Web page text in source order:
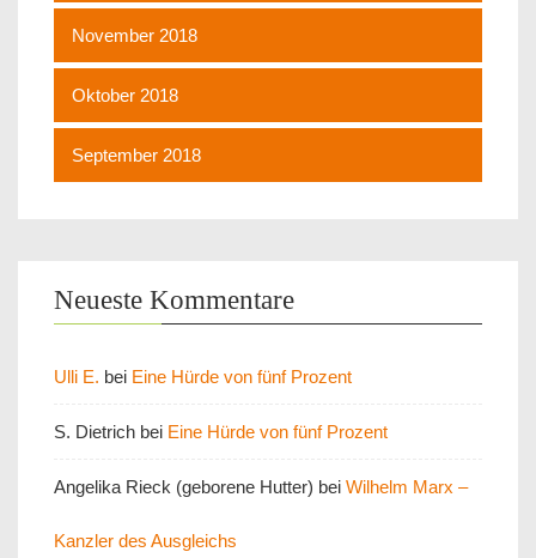
November 2018
Oktober 2018
September 2018
Neueste Kommentare
Ulli E. bei Eine Hürde von fünf Prozent
S. Dietrich bei Eine Hürde von fünf Prozent
Angelika Rieck (geborene Hutter) bei Wilhelm Marx –
Kanzler des Ausgleichs